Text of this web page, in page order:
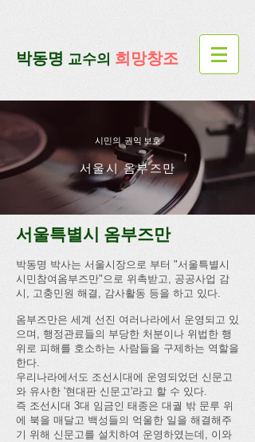
​박동명 교수의 희망창조
시민의 권익 보호
서울시 옴부즈만
서울특별시 옴부즈만
​박동명 박사는 서울시장으로 부터 "서울특별시
시민참여옴부즈만"으로 위촉받고, 공공사업 감
시, 고충민원 해결, 감사활동 등을 하고 있다.
옴부즈만은 세계 선진 여러나라에서 운영되고 있
으며, 행정관료들의 부당한 처분이나 위법한 행
위로 피해를 호소하는 사람들을 구제하는 역할을
한다.
우리나라에서도 조선시대에 운영되었던 신문고
와 유사한 '현대판 신문고'라고 할 수 있다.​
즉 조선시대 3대 임금인 태종은 대궐 밖 문루 위
에 북을 매달고 백성들의 억울한 일을 해결해주
기 위해 신문고를 설치하여 운영하였는데, 이와